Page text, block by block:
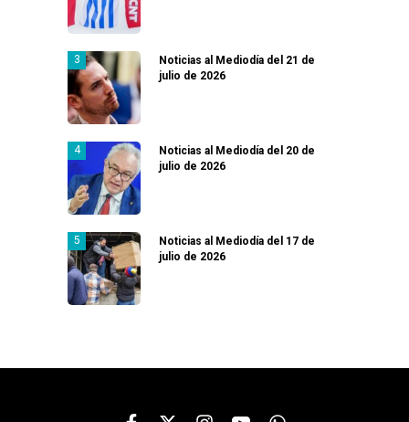
Noticias al Mediodía del 21 de
julio de 2026
Noticias al Mediodía del 20 de
julio de 2026
Noticias al Mediodía del 17 de
julio de 2026